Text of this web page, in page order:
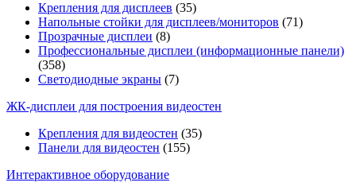
Крепления для дисплеев (35)
Напольные стойки для дисплеев/мониторов (71)
Прозрачные дисплеи (8)
Профессиональные дисплеи (информационные панели)
(358)
Светодиодные экраны (7)
ЖК-дисплеи для построения видеостен
Крепления для видеостен (35)
Панели для видеостен (155)
Интерактивное оборудование